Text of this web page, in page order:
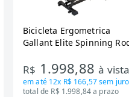
Bicicleta Ergometrica
Gallant Elite Spinning
Mecanica GSB13HBTA-PT
R$ 1.998,88à
em até 12x R$ 166,57sem
total de R$ 1.998,84 a prazo